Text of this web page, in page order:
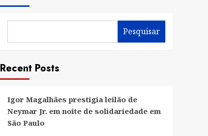
Pesquisar
Recent Posts
Igor Magalhães prestigia leilão de
Neymar Jr. em noite de solidariedade em
São Paulo